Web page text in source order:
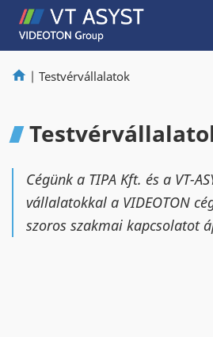
| Testvérvállalatok
Cégünk a TIPA Kft. és a VT-
vállalatokkal a VIDEOTON
szoros szakmai kapcsolatot